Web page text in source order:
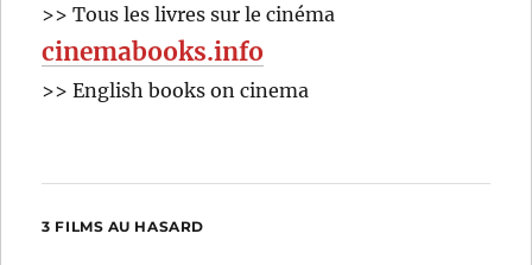
>> Tous les livres sur le cinéma
cinemabooks.info
>> English books on cinema
3 FILMS AU HASARD